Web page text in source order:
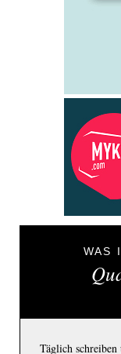
WAS
Täglich schreiben